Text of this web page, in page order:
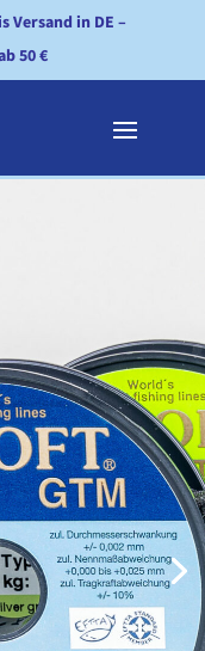
Versand in DE –
50 €